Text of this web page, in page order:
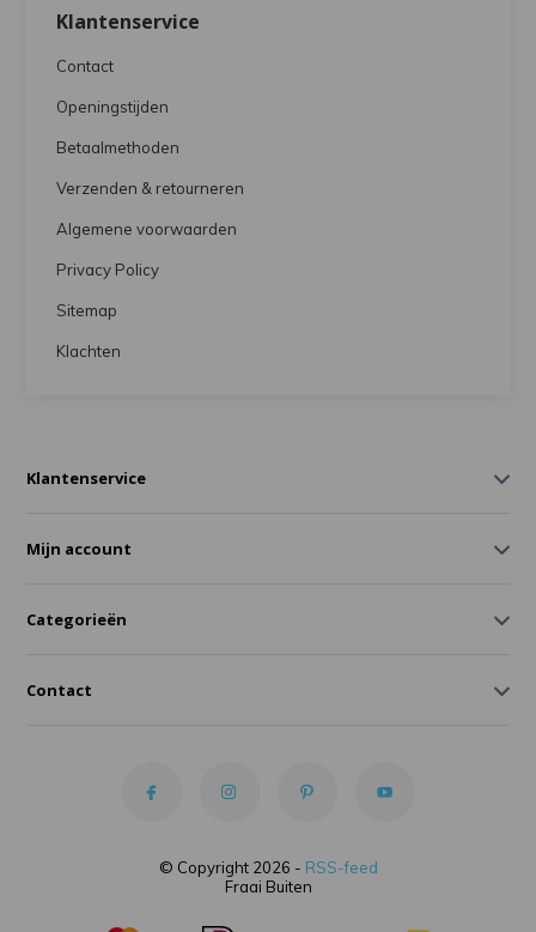
Klantenservice
Contact
Openingstijden
Betaalmethoden
Verzenden & retourneren
Algemene voorwaarden
Privacy Policy
Sitemap
Klachten
Klantenservice
Mijn account
Categorieën
Contact
© Copyright 2026 - RSS-feed
Fraai Buiten